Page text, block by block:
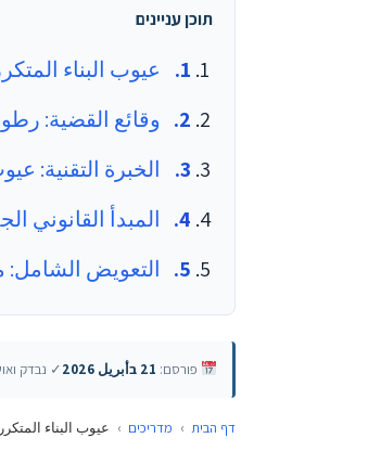
תוכן עניינים
عيوب البناء
وقائع القضية:
الخبرة التقنية:
المبدأ القانوني
التعويض الشامل:
פורסם: 21 בأبريل 2026 ✓ נבדק
דף הבית › מדריכים › عيوب البناء